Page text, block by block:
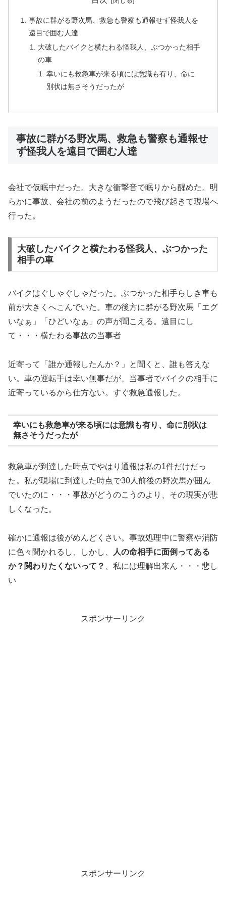
事故に群がる野次馬、救急も警察も通報せず怪我人を
遠目で囲む人達
大破したバイクと横たわる怪我人、ぶつかった相手
の車
幸いにも救急車が来る頃には意識も有り、命に
別状は無さそうだったが
事故に群がる野次馬、救急も警察も通報せ
ず怪我人を遠目で囲む人達
会社で仮眠中だった。大きな衝撃音で眠りから醒めた。明
らかに事故、会社の前のようだったので飛び起きて現場へ
行った。
大破したバイクと横たわる怪我人、ぶつかった
相手の車
バイクはぐしゃぐしゃだった。ぶつかった相手らしき車も
前が大きくへこんでいた。車の後方に群がる野次馬「エグ
いなぁ」「ひどいなぁ」の声が聞こえる。遠目にし
て・・・横たわる事故の当事者
近寄って「誰か通報したんか？」と聞くと、誰も答えな
い。車の運転手は幸い無事だが、当事者でバイクの相手に
近寄っているから仕方ない。すぐ救急通報した。
幸いにも救急車が来る頃には意識も有り、命に別状は
無さそうだったが
救急車が到達した時点でやはり通報は私の1件だけだっ
た。私が現場に到達した時点で30人前後の野次馬が囲ん
でいたのに・・・事故がどうのこうのより、その現実が悲
しくなった。
確かに通報は後がめんどくさい。事故処理中に警察や消防
に色々聞かれるし、しかし、
人の命相手に面倒ってある
か？関わりたくないって？
、私には理解出来ん・・・悲し
い
スポンサーリンク
スポンサーリンク